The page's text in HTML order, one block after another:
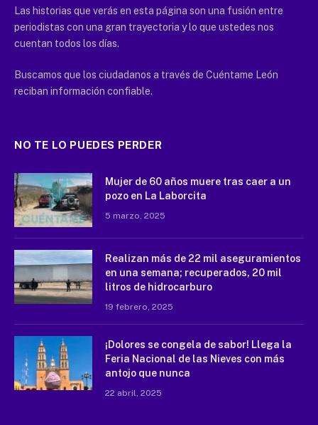
Las historias que verás en esta página son una fusión entre
periodistas con una gran trayectoria y lo que ustedes nos
cuentan todos los días.
Buscamos que los ciudadanos a través de Cuéntame León
reciban información confiable.
NO TE LO PUEDES PERDER
Mujer de 60 años muere tras caer a un
pozo en La Laborcita
5 marzo, 2025
Realizan más de 22 mil aseguramientos
en una semana; recuperados, 20 mil
litros de hidrocarburo
19 febrero, 2025
¡Dolores se congela de sabor! Llega la
Feria Nacional de las Nieves con más
antojo que nunca
22 abril, 2025